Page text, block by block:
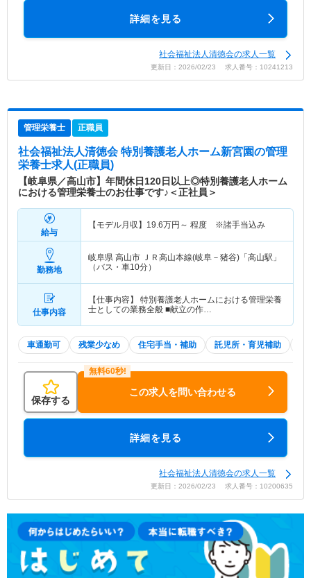
詳細を見る
社会福祉法人清徳会の求人一覧
更新日：2026/02/23 求人番号：10241213
管理栄養士 正職員
社会福祉法人清徳会 特別養護老人ホーム新宮園の管理
栄養士求人(正職員)
【岐阜県／高山市】年間休日120日以上◎特別養護老人ホーム
における管理栄養士のお仕事です♪＜正社員＞
給与
【モデル月収】 19.6万円～ 程度 ※諸手当込み
勤務地
岐阜県 高山市 ＪＲ高山本線(岐阜－猪谷)「高山駅」
（バス・車10分）
仕事内容
【仕事内容】 特別養護老人ホームにおける管理栄養
士としての業務全般 ■献立の作…
車通勤可 残業少なめ 住宅手当・補助 託児所・育児補助
保存する
この求人を問い合わせる
詳細を見る
社会福祉法人清徳会の求人一覧
更新日：2026/02/23 求人番号：10200635